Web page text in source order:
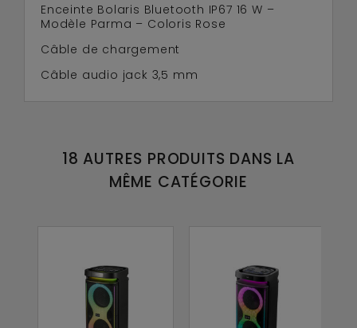
Enceinte Bolaris Bluetooth IP67 16 W –
Modèle Parma – Coloris Rose
Câble de chargement
Câble audio jack 3,5 mm
18 AUTRES PRODUITS DANS LA
MÊME CATÉGORIE